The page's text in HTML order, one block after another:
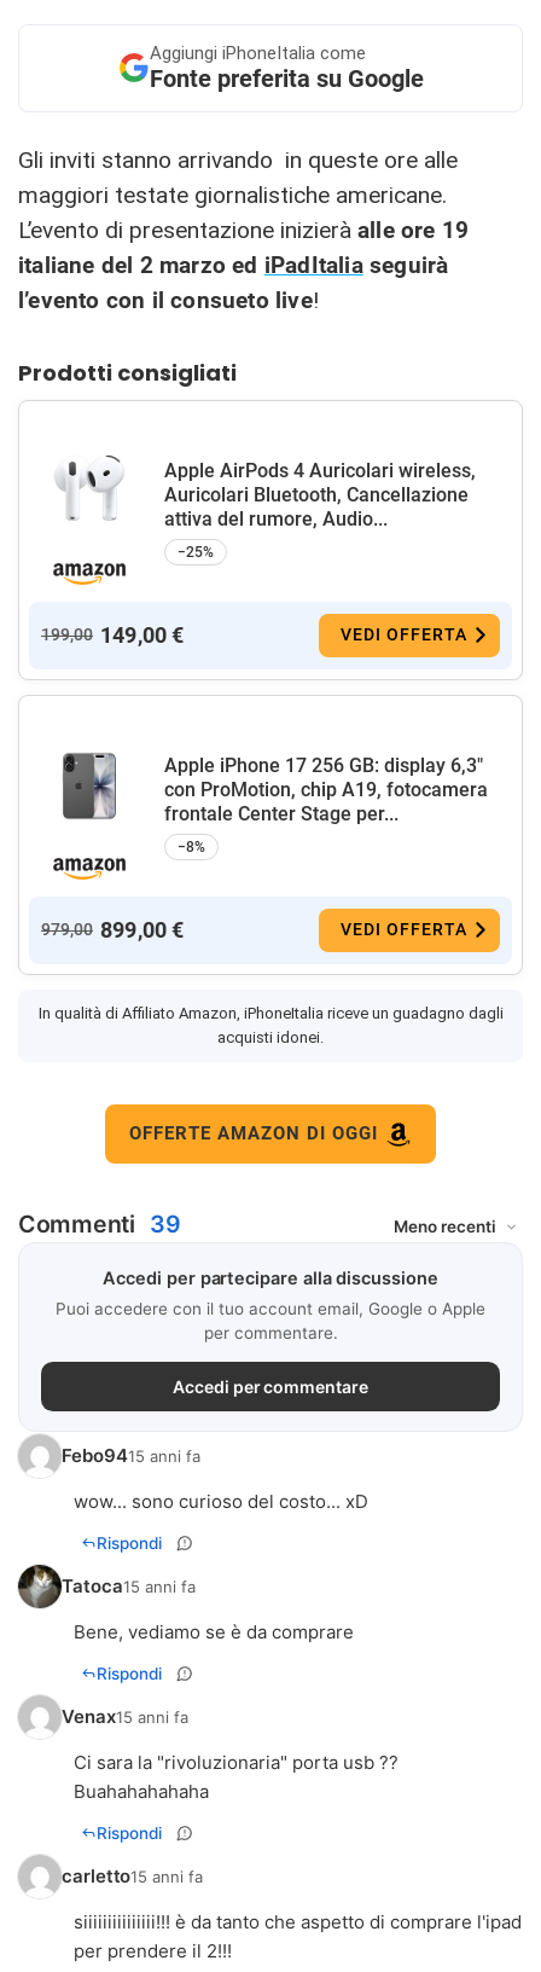
Aggiungi iPhoneItalia come
Fonte preferita su Google
Gli inviti stanno arrivando in queste ore alle
maggiori testate giornalistiche americane.
L’evento di presentazione inizierà alle ore 19
italiane del 2 marzo ed iPadItaliaseguirà
l’evento con il consueto live!
Prodotti consigliati
Apple AirPods 4 Auricolari wireless,
Auricolari Bluetooth, Cancellazione
attiva del rumore, Audio...
−25%
199,00 149,00 € VEDI OFFERTA
Apple iPhone 17 256 GB: display 6,3"
con ProMotion, chip A19, fotocamera
frontale Center Stage per...
−8%
979,00 899,00 € VEDI OFFERTA
In qualità di Affiliato Amazon, iPhoneItalia riceve un guadagno dagli
acquisti idonei.
OFFERTE AMAZON DI OGGI
Commenti 39
Accedi per partecipare alla discussione
Puoi accedere con il tuo account email, Google o Apple
per commentare.
Accedi per commentare
Febo9415 anni fa
wow... sono curioso del costo... xD
Rispondi
Tatoca15 anni fa
Bene, vediamo se è da comprare
Rispondi
Venax15 anni fa
Ci sara la "rivoluzionaria" porta usb ??
Buahahahahaha
Rispondi
carletto15 anni fa
siiiiiiiiiiiiiii!!! è da tanto che aspetto di comprare l'ipad
per prendere il 2!!!